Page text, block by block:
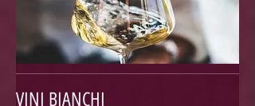
VINI BIANCHI